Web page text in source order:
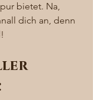
bietet. Na,
dich an, denn